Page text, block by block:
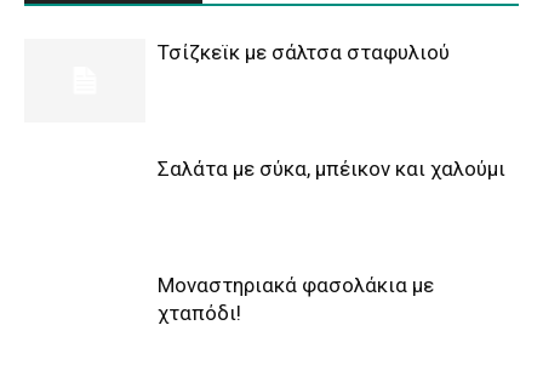
Τσίζκεϊκ με σάλτσα σταφυλιού
Σαλάτα με σύκα, μπέικον και χαλούμι
Μοναστηριακά φασολάκια με
χταπόδι!